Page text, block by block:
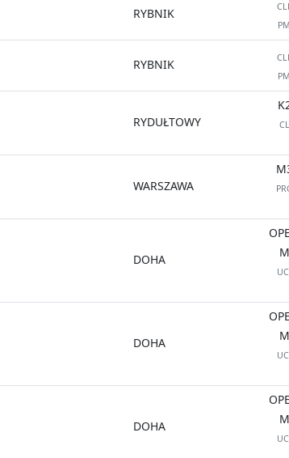
RYBNIK
PM
RYBNIK
PM
RYDUŁTOWY CL
WARSZAWA
DOHA
M
DOHA
M
DOHA
M